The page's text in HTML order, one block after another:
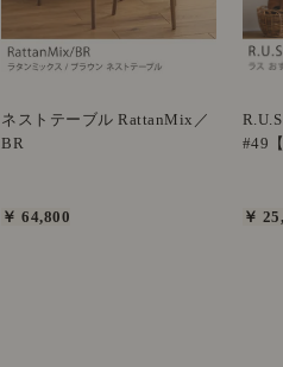
ネストテーブル RattanMix／
BR
￥ 64,800
#49
￥